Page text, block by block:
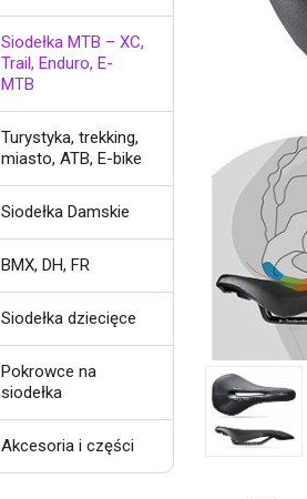
Siodełka MTB – XC,
Trail, Enduro, E-
MTB
Turystyka, trekking,
miasto, ATB, E-bike
Siodełka Damskie
BMX, DH, FR
Siodełka dziecięce
Pokrowce na
siodełka
Akcesoria i części